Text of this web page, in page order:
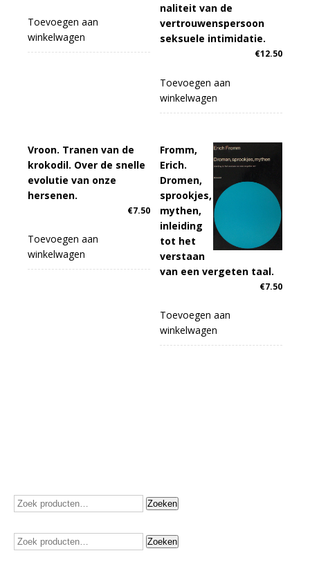
Toevoegen aan
winkelwagen
naliteit van de
vertrouwenspersoon
seksuele intimidatie.
€12.50
Toevoegen aan
winkelwagen
Vroon. Tranen van de
krokodil. Over de snelle
evolutie van onze
hersenen.
€7.50
Toevoegen aan
winkelwagen
Fromm,
Erich.
Dromen,
sprookjes,
mythen,
inleiding
tot het
verstaan
van een vergeten taal.
€7.50
Toevoegen aan
winkelwagen
Zoeken
Zoeken
Zoeken
Zoeken